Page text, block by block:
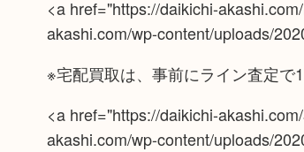
<a href="https://daikichi-
akashi.com/wp-content/uploads/
※宅配買取は、事前にライン査定で
<a href="https://daikichi-
akashi.com/wp-content/uploads/